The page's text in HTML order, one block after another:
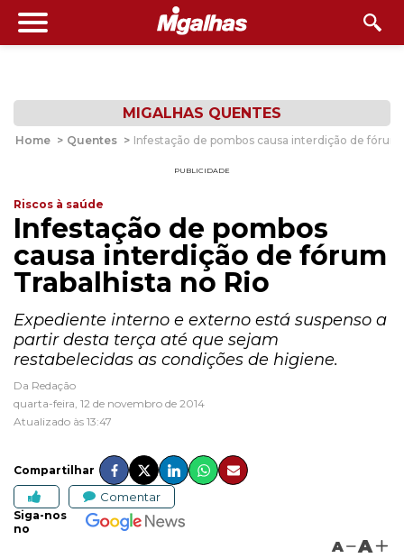
MIGALHAS QUENTES
Home > Quentes > Infestação de pombos causa interdição de fórum
PUBLICIDADE
Riscos à saúde
Infestação de pombos
causa interdição de fórum
Trabalhista no Rio
Expediente interno e externo está suspenso a
partir desta terça até que sejam
restabelecidas as condições de higiene.
Da Redação
quarta-feira, 12 de novembro de 2014
Atualizado às 13:47
Compartilhar
Comentar
Siga-nos
no
A A